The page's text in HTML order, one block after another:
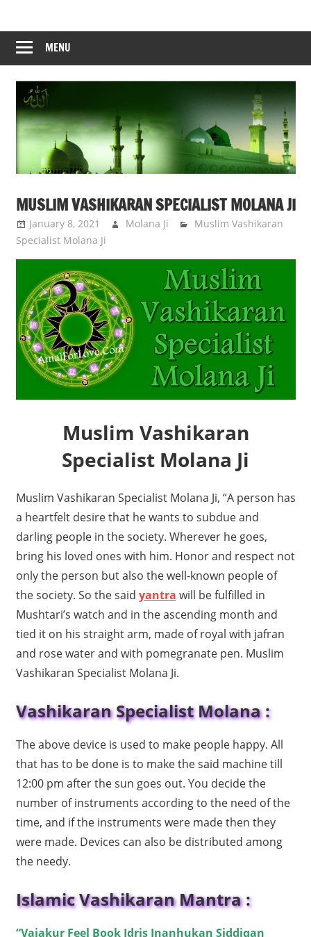
content
MENU
MUSLIM VASHIKARAN SPECIALIST MOLANA JI
January 8, 2021 Molana Ji
Muslim Vashikaran
Specialist Molana Ji
Muslim Vashikaran
Specialist Molana Ji
Muslim Vashikaran Specialist Molana Ji, “A person has
a heartfelt desire that he wants to subdue and
darling people in the society. Wherever he goes,
bring his loved ones with him. Honor and respect not
only the person but also the well-known people of
the society. So the said yantra will be fulfilled in
Mushtari’s watch and in the ascending month and
tied it on his straight arm, made of royal with jafran
and rose water and with pomegranate pen. Muslim
Vashikaran Specialist Molana Ji.
Vashikaran Specialist Molana :
The above device is used to make people happy. All
that has to be done is to make the said machine till
12:00 pm after the sun goes out. You decide the
number of instruments according to the need of the
time, and if the instruments were made then they
were made. Devices can also be distributed among
the needy.
Islamic Vashikaran Mantra :
“Vajakur Feel Book Idris Inanhukan Siddiqan